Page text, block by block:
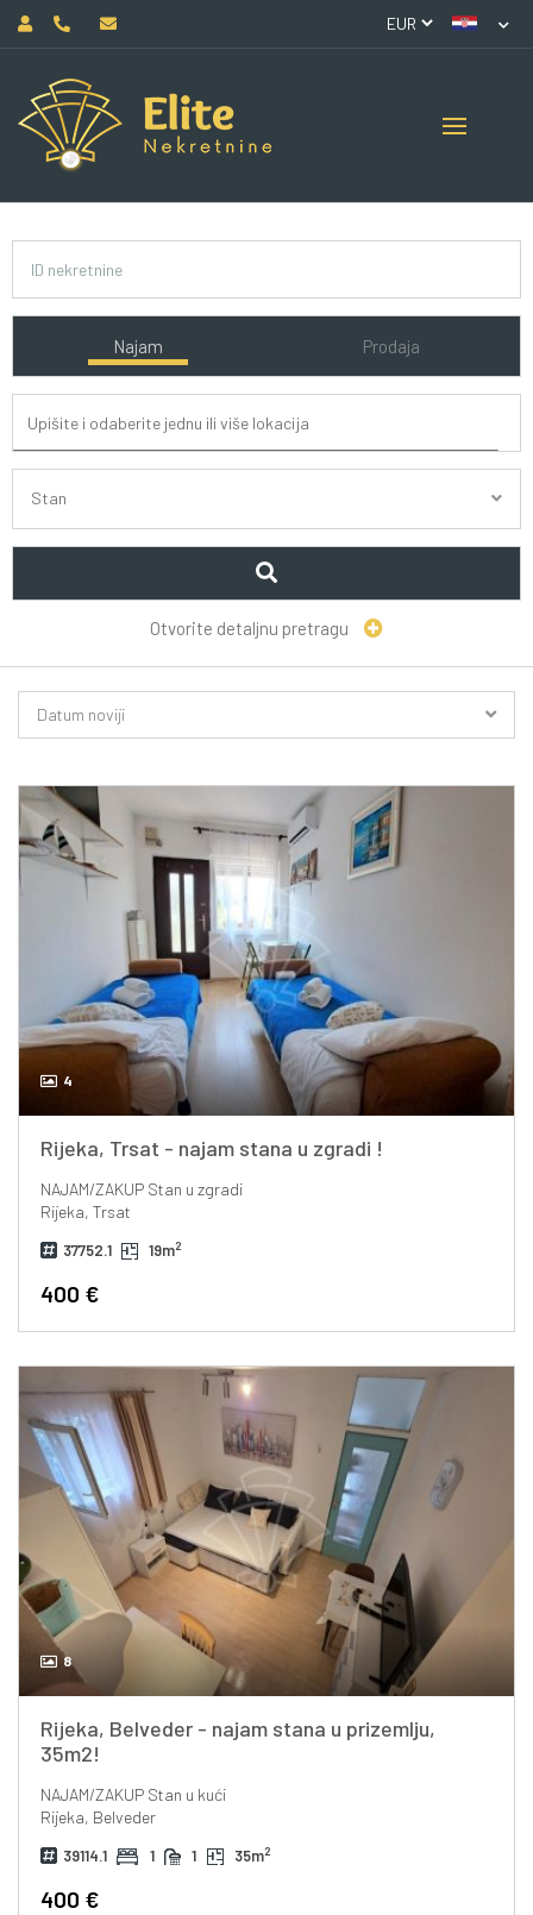
Najam Prodaja
Stan
Otvorite detaljnu pretragu
Datum noviji
4
Rijeka, Trsat - najam stana u zgradi !
NAJAM/ZAKUPStan u zgradi
Rijeka, Trsat
37752.1 19m2
400 €
8
Rijeka, Belveder - najam stana u prizemlju,
35m2!
NAJAM/ZAKUPStan u kući
Rijeka, Belveder
39114.1 1 1 35m2
400 €